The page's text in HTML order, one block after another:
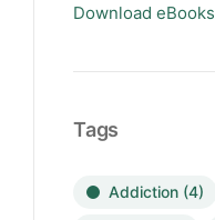
Download eBooks
Tags
Addiction (4)